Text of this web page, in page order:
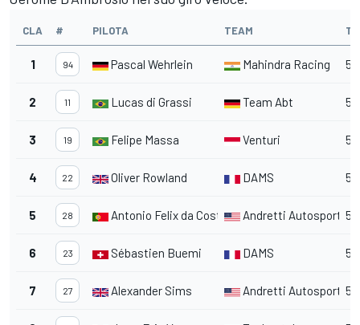
CLA # PILOTA TEAM
1 94 Pascal Wehrlein Mahindra Racing
2 11 Lucas di Grassi Team Abt
3 19 Felipe Massa Venturi
4 22 Oliver Rowland DAMS
5 28 Antonio Felix da Costa Andretti Autosport
6 23 Sébastien Buemi DAMS
7 27 Alexander Sims Andretti Autosport